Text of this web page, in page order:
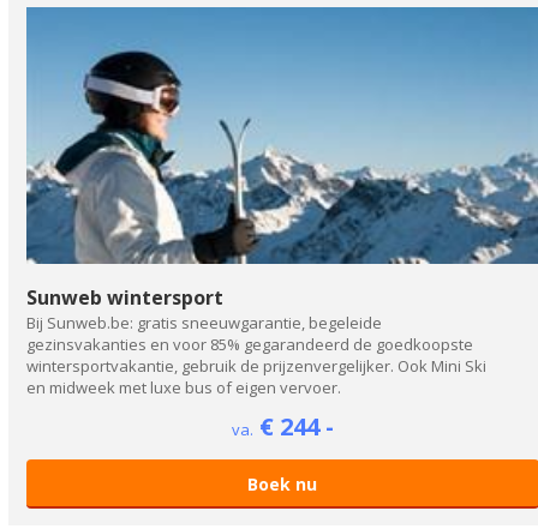
Sunweb wintersport
Bij Sunweb.be: gratis sneeuwgarantie, begeleide
gezinsvakanties en voor 85% gegarandeerd de goedkoopste
wintersportvakantie, gebruik de prijzenvergelijker. Ook Mini Ski
en midweek met luxe bus of eigen vervoer.
va. € 244 -
Boek nu